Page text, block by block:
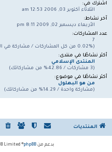
اشترك في:
الثلاثاء أكتوبر 03, 2006 12:53 am
آخر نشاط:
الأربعاء ديسمبر 02, 2009 8:11 pm
عدد المشاركات:
7
(0.02% من كل المشاركات / مشاركة في اليوم)
أكثر نشاطًا في منتدى:
المنتدى الإسلامي
(3 مشاركات / 42.86% من مشاركاتك)
أكثر نشاطًا في موضوع:
من هو البهلول
(مشاركة واحدة / 14.29% من مشاركاتك)
المنتديات
بدعم من phpBB
® Forum Software © phpBB Limited